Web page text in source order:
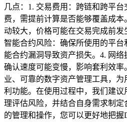
几点：1. 交易费用：跨链和跨平
费，需提前计算是否能够覆盖成
动较大，价格可能在交易完成前发
智能合约风险：确保所使用的平
能合约漏洞导致资产损失。4. 网
确认速度可能变慢，影响套利效率
业、可靠的数字资产管理工具，
利功能。在使用过程中，我们建
理评估风险，并结合自身需求制
的管理和操作，您可以更好地把握